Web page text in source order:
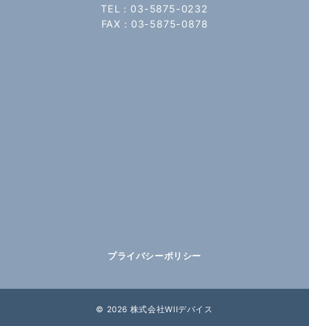
TEL：03-5875-0232
FAX：03-5875-0878
プライバシーポリシー
© 2026 株式会社WIIデバイス